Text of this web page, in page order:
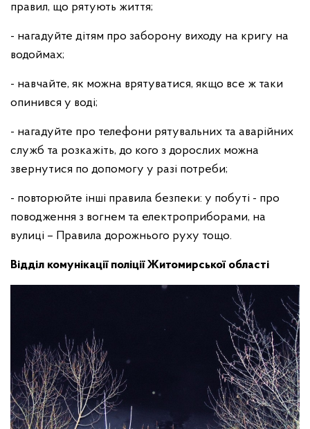
правил, що рятують життя;
- нагадуйте дітям про заборону виходу на кригу на
водоймах;
- навчайте, як можна врятуватися, якщо все ж таки
опинився у воді;
- нагадуйте про телефони рятувальних та аварійних
служб та розкажіть, до кого з дорослих можна
звернутися по допомогу у разі потреби;
- повторюйте інші правила безпеки: у побуті - про
поводження з вогнем та електроприборами, на
вулиці – Правила дорожнього руху тощо.
Відділ комунікації поліції Житомирської області